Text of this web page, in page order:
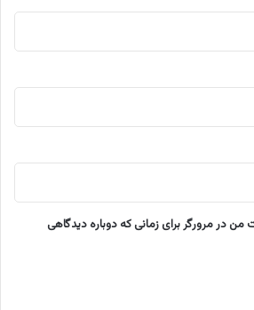
من در مرورگر برای زمانی که دوباره دیدگاهی